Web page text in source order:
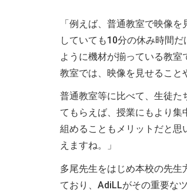
「例えば、普通教室で映像
していても10分の休み時間
ように機材が揃っている教
教室では、映像を見せること
普通教室等に比べて、生徒た
てもらえば、授業にもより集
組めることもメリットだと思
えますね。」
多尾先生をはじめ本校の先
ており、AdiLLがその重要な